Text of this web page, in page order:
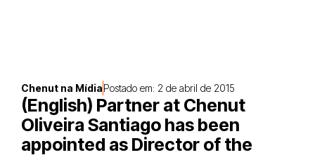
Chenut na MídiaPostado em: 2 de abril de 2015
(English) Partner at Chenut
Oliveira Santiago has been
appointed as Director of the